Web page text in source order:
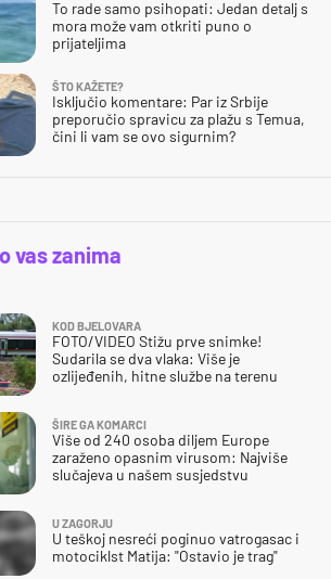
To rade samo psihopati: Jedan detalj s
mora može vam otkriti puno o
prijateljima
ŠTO KAŽETE?
Isključio komentare: Par iz Srbije
preporučio spravicu za plažu s Temua,
čini li vam se ovo sigurnim?
vas zanima
KOD BJELOVARA
FOTO/VIDEO Stižu prve snimke!
Sudarila se dva vlaka: Više je
ozlijeđenih, hitne službe na terenu
ŠIRE GA KOMARCI
Više od 240 osoba diljem Europe
zaraženo opasnim virusom: Najviše
slučajeva u našem susjedstvu
U ZAGORJU
U teškoj nesreći poginuo vatrogasac i
motociklst Matija: "Ostavio je trag"